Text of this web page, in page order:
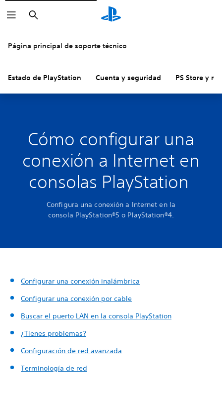
Buscar
Página principal de soporte técnico
Estado de PlayStation Cuenta y seguridad PS Store y
Cómo configurar una
conexión a Internet en
consolas PlayStation
Configura una conexión a Internet en la
consola PlayStation®5 o PlayStation®4.
Configurar una conexión inalámbrica
Configurar una conexión por cable
Buscar el puerto LAN en la consola PlayStation
¿Tienes problemas?
Configuración de red avanzada
Terminología de red